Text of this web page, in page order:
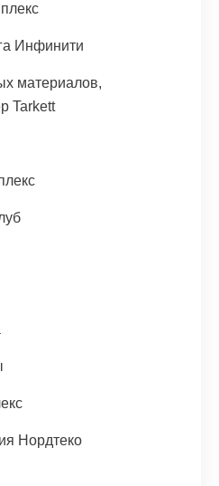
Инфинити
материалов,
Tarkett
Нордтеко